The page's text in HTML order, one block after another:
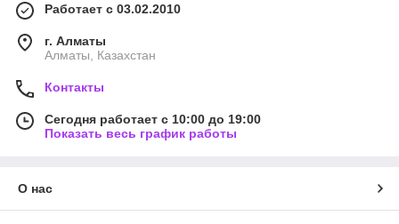
Работает с 03.02.2010
г. Алматы
Алматы, Казахстан
Контакты
Сегодня работает с 10:00 до 19:00
Показать весь график работы
О нас